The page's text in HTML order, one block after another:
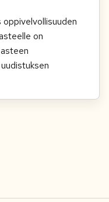
oppivelvollisuuden
on